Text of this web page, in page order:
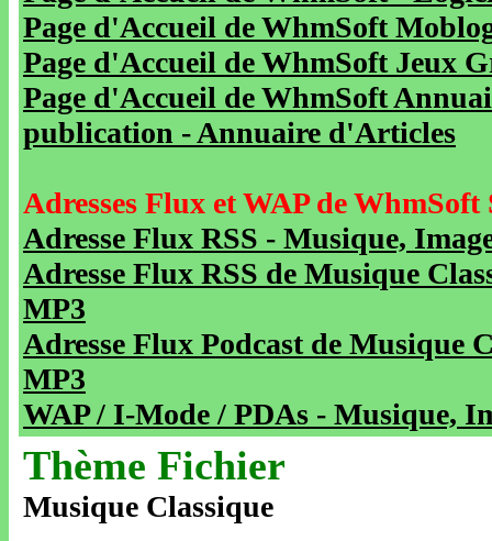
Page d'Accueil de WhmSoft
Page d'Accueil de WhmSoft Jeux
Page d'Accueil de WhmSoft
publication - Annuaire d'Articles
Adresses Flux et WAP de WhmSoft
Adresse Flux RSS - Musique,
Adresse Flux RSS de Musique
MP3
Adresse Flux Podcast de Musique
MP3
WAP / I-Mode / PDAs - Musique,
Thème Fichier
Musique Classique